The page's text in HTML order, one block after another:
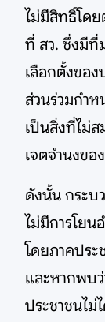
ไม่มีสิทธิ์โดย
ที่ สว. ซึ่งมีที่
เลือกตั้งของ
ส่วนร่วมกำ
เป็นสิ่งที่ไม่
เจตจำนงขอ
ดังนั้น กระบ
ไม่มีการโยน
โดยภาคประ
และหากพบว่
ประชาชนไม่